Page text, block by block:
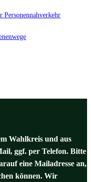
Personennahverkehr
Wahlkreis und aus
ggf. per Telefon. Bitte
eine Mailadresse an,
können. Wir